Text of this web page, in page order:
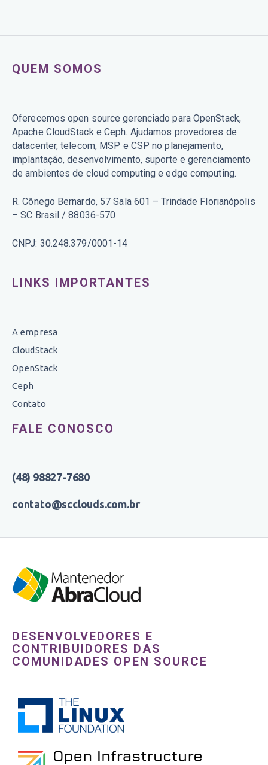
QUEM SOMOS
Oferecemos open source gerenciado para OpenStack,
Apache CloudStack e Ceph. Ajudamos provedores de
datacenter, telecom, MSP e CSP no planejamento,
implantação, desenvolvimento, suporte e gerenciamento
de ambientes de cloud computing e edge computing.
R. Cônego Bernardo, 57 Sala 601 – Trindade Florianópolis
– SC Brasil / 88036-570
CNPJ: 30.248.379/0001-14
LINKS IMPORTANTES
A empresa
CloudStack
OpenStack
Ceph
Contato
FALE CONOSCO
(48) 98827-7680
contato@scclouds.com.br
DESENVOLVEDORES E
CONTRIBUIDORES DAS
COMUNIDADES OPEN SOURCE